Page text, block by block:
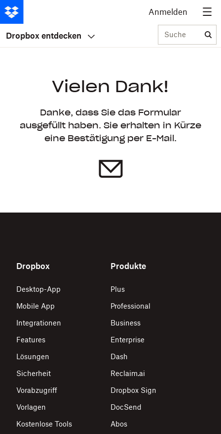
Anmelden
Dropbox entdecken Suche
Vielen Dank!
Danke, dass Sie das Formular
ausgefüllt haben. Sie erhalten in Kürze
eine Bestätigung per E-Mail.
Dropbox
Desktop-App
Mobile App
Integrationen
Features
Lösungen
Sicherheit
Vorabzugriff
Vorlagen
Kostenlose Tools
Produkte
Plus
Professional
Business
Enterprise
Dash
Reclaim.ai
Dropbox Sign
DocSend
Abos